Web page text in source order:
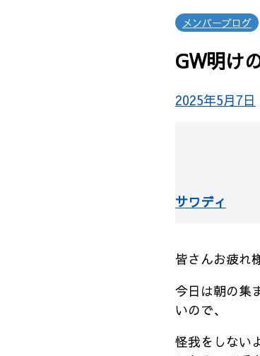
メンバーブログ
GW明け
2025年5月7日
サワディ
皆さんお疲れ
今日は朝の集
いので、
怪我をしない